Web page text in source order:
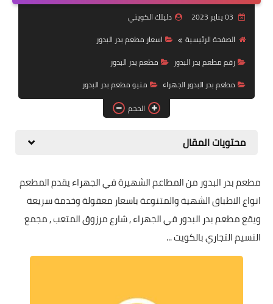
دليلك الكويتي
الصفحة الرئيسية
اسعار مطعم بدر البدور
رقم مطعم بدر البدور
مطعم بدر البدور
مطعم بدر البدور الجهراء
منيو مطعم بدر البدور
الحجم
محتويات المقال
مطعم بدر البدور من المطاعم الشهيرة في الجهراء يقدم المطعم
انواع الاطباق الشهية والمتنوعة باسعار معقولة وخدمة سريعة
ويقع مطعم بدر البدور في ‎الجهراء , شارع مرزوق المتعب , مجمع
النسيم التجاري بالكويت ...